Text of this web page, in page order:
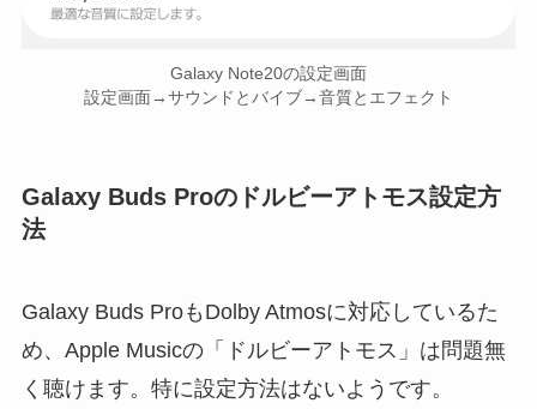
Galaxy Note20の設定画面
設定画面→サウンドとバイブ→音質とエフェクト
Galaxy Buds Proのドルビーアトモス設定方
法
Galaxy Buds ProもDolby Atmosに対応しているた
め、Apple Musicの「ドルビーアトモス」は問題無
く聴けます。特に設定方法はないようです。